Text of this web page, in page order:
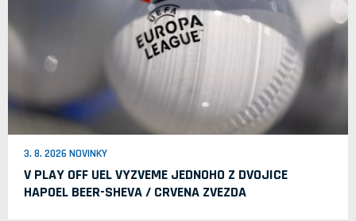
3. 8. 2026 NOVINKY
V PLAY OFF UEL VYZVEME JEDNOHO Z DVOJICE
HAPOEL BEER-SHEVA / CRVENA ZVEZDA